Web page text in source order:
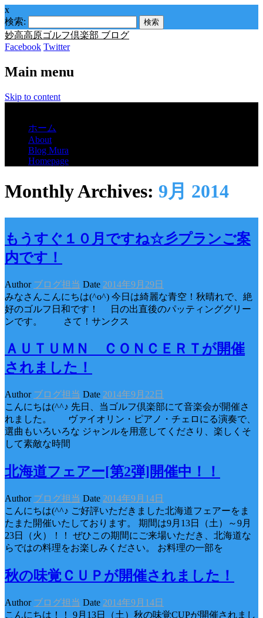
x
検索:
妙高高原ゴルフ倶楽部 ブログ
Facebook Twitter
Main menu
Skip to content
ホーム
About
Blog Mura
Homepage
Monthly Archives: 9月 2014
もうすぐ１０月ですね☆彡プランご案
内です！
Author ブログ担当 Date 2014年9月29日
みなさんこんにちは(^o^) 今日は綺麗な青空！秋晴れで、絶
好のゴルフ日和です！ 日の出直後のパッティンググリー
ンです。 さて！サンクス
ＡＵＴＵＭＮ ＣＯＮＣＥＲＴが開催
されました！
Author ブログ担当 Date 2014年9月22日
こんにちは(^^♪ 先日、当ゴルフ倶楽部にて音楽会が開催さ
れました。 ヴァイオリン・ピアノ・チェロにる演奏で、
選曲もいろいろな ジャンルを用意してくださり、楽しくそ
して素敵な時間
北海道フェアー[第2弾]開催中！！
Author ブログ担当 Date 2014年9月14日
こんにちは(^^♪ ご好評いただきました北海道フェアーをま
たまた開催いたしております。 期間は9月13日（土）～9月
23日（火）！！ ぜひこの期間にご来場いただき、北海道な
らではの料理をお楽しみください。 お料理の一部を
秋の味覚ＣＵＰが開催されました！
Author ブログ担当 Date 2014年9月14日
こんにちは！！ 9月13日（土）秋の味覚CUPが開催されまし